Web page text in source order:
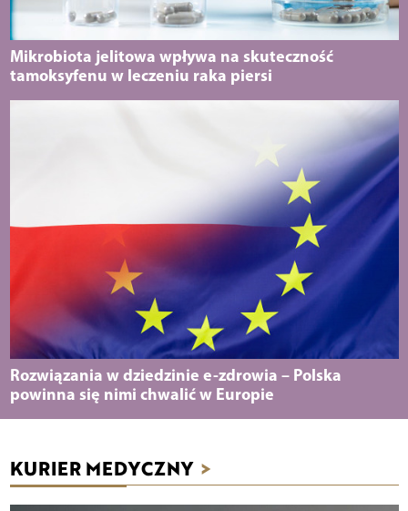
Mikrobiota jelitowa wpływa na skuteczność
tamoksyfenu w leczeniu raka piersi
Rozwiązania w dziedzinie e-zdrowia – Polska
powinna się nimi chwalić w Europie
KURIER MEDYCZNY >